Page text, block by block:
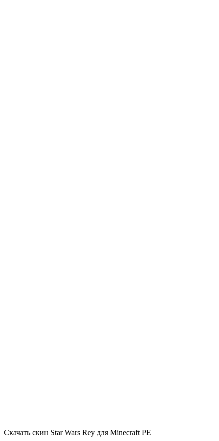
Скачать скин Star Wars Rey для Minecraft PE